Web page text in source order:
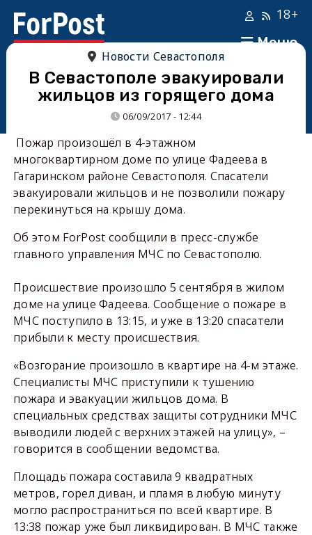
Меню
18+
Новости Севастополя
В Севастополе эвакуировали
жильцов из горящего дома
06/09/2017 - 12:44
Пожар произошёл в 4-этажном
многоквартирном доме по улице Фадеева в
Гагаринском районе Севастополя. Спасатели
эвакуировали жильцов и не позволили пожару
перекинуться на крышу дома.
Об этом ForPost сообщили в пресс-службе
главного управления МЧС по Севастополю.
Происшествие произошло 5 сентября в жилом
доме на улице Фадеева. Сообщение о пожаре в
МЧС поступило в 13:15, и уже в 13:20 спасатели
прибыли к месту происшествия.
«Возгорание произошло в квартире на 4-м этаже.
Специалисты МЧС приступили к тушению
пожара и эвакуации жильцов дома. В
специальных средствах защиты сотрудники МЧС
выводили людей с верхних этажей на улицу», –
говорится в сообщении ведомства.
Площадь пожара составила 9 квадратных
метров, горел диван, и пламя в любую минуту
могло распространиться по всей квартире. В
13:38 пожар уже был ликвидирован. В МЧС также